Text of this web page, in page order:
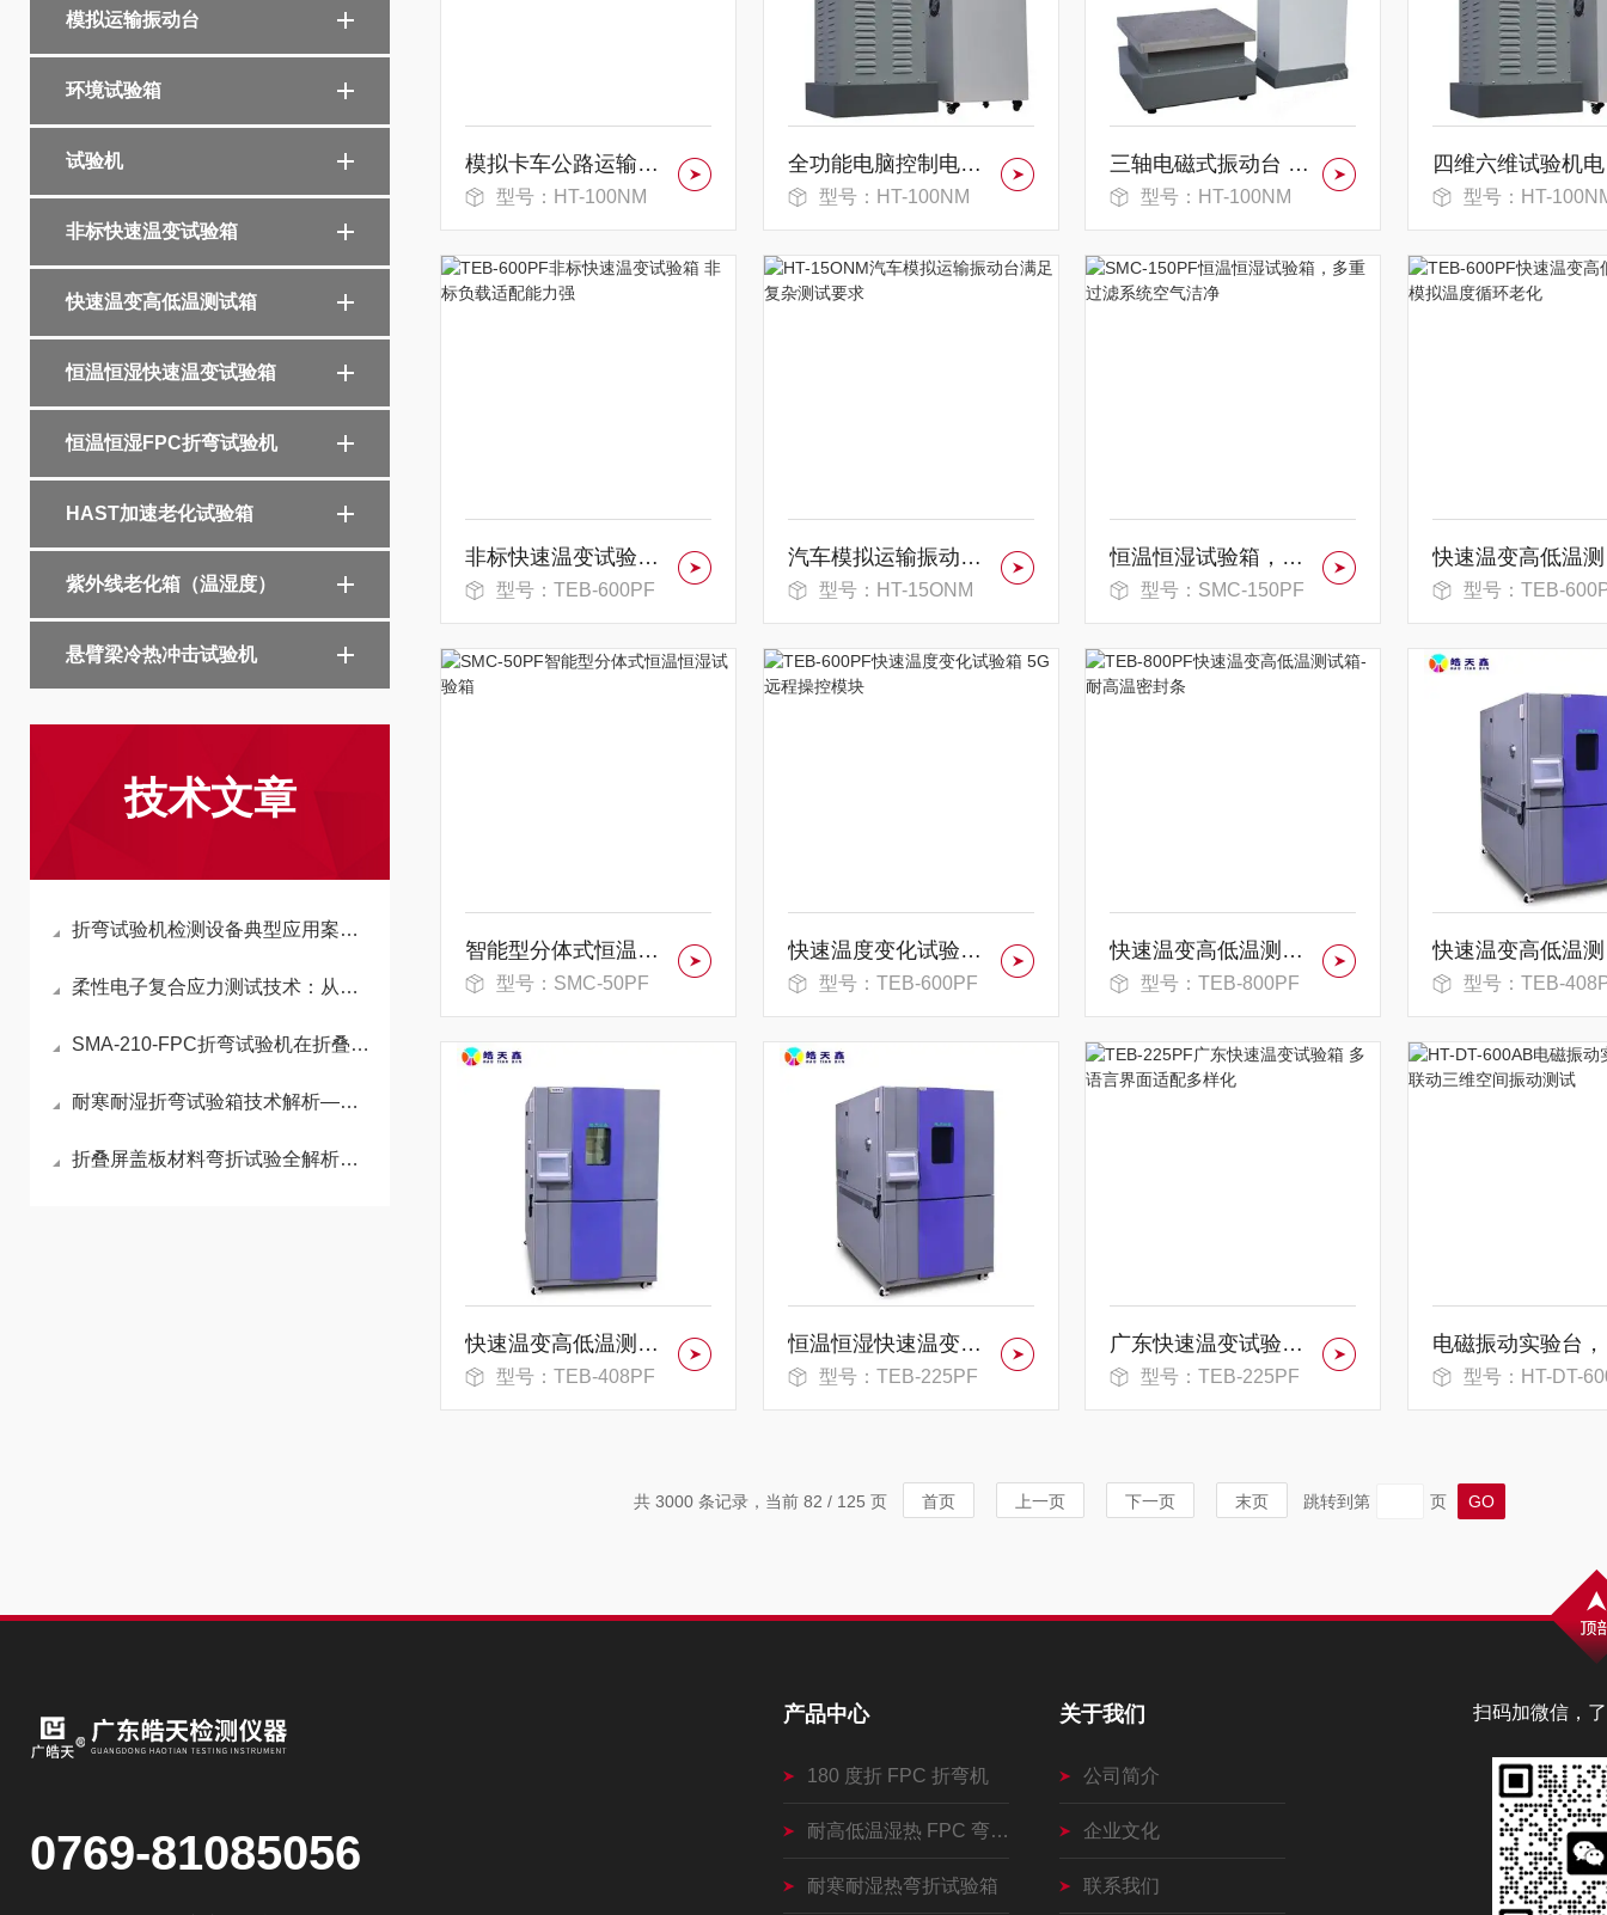
模拟运输振动台
环境试验箱
试验机
非标快速温变试验箱
快速温变高低温测试箱
恒温恒湿快速温变试验箱
恒温恒湿FPC折弯试验机
HAST加速老化试验箱
紫外线老化箱（温湿度）
悬臂梁冷热冲击试验机
技术文章
折弯试验机检测设备典型应用案例与选型参考——皓天鑫柔性材料测试解决方案
柔性电子复合应力测试技术：从分步验证到协同工况模拟的演进
SMA-210-FPC折弯试验机在折叠屏产业链中的应用
耐寒耐湿折弯试验箱技术解析——柔性材料环境-机械耦合应力测试方案
折叠屏盖板材料弯折试验全解析：UTG与CPI的测试目的、失效模式与参数设定
模拟卡车公路运输电磁式振动台
型号：HT-100NM
全功能电脑控制电磁振动试验台
型号：HT-100NM
三轴电磁式振动台 垂直水平
型号：HT-100NM
四
型号：HT-
非标快速温变试验箱 非标负载适配能力强
型号：TEB-600PF
汽车模拟运输振动台满足复杂测试要求
型号：HT-15ONM
恒温恒湿试验箱，多重过滤系统空气洁净
型号：SMC-150PF 型号：TEB-
智能型分体式恒温恒湿试验箱
型号：SMC-50PF
快速温度变化试验箱 5G 远程操控模块
型号：TEB-600PF
快速温变高低温测试箱-耐高温密封条
型号：TEB-800PF 型号：TEB-
快速温变高低温测试箱-降温速率可调节
型号：TEB-408PF
恒温恒湿快速温变试验箱，高压电磁阀组件
型号：TEB-225PF
广东快速温变试验箱 多语言界面适配多样化
型号：TEB-225PF 型号：HT-DT-
共 3000 条记录，当前 82 / 125 页 首页 上一页 下一页 末页 跳转到第 页
扫码加微信，
0769-81085056
产品中心
180 度折 FPC 折弯机
耐高低温湿热 FPC 弯折机
耐寒耐湿热弯折试验箱
关于我们
公司简介
企业文化
联系我们